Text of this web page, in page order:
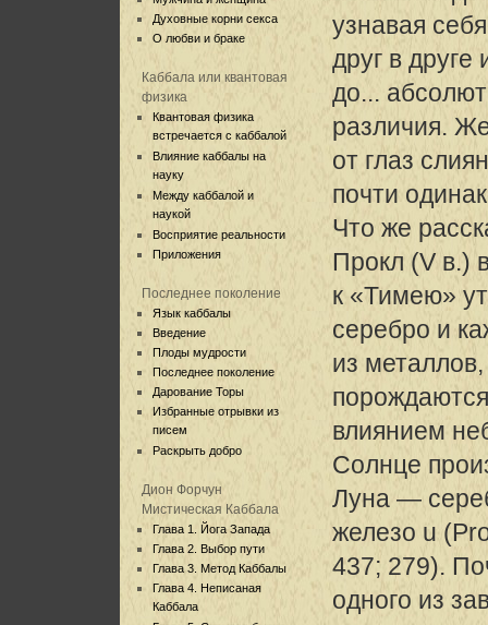
Духовные корни секса
О любви и браке
Каббала или квантовая
физика
Квантовая физика
встречается с каббалой
Влияние каббалы на
науку
Между каббалой и
наукой
Восприятие реальности
Приложения
Последнее поколение
Язык каббалы
Введение
Плоды мудрости
Последнее поколение
Дарование Торы
Избранные отрывки из
писем
Раскрыть добро
Дион Форчун
Мистическая Каббала
Глава 1. Йога Запада
Глава 2. Выбор пути
Глава 3. Метод Каббалы
Глава 4. Неписаная
Каббала
узнавая себя
друг в
до...
различия.
от глаз
почти
Что же
Прокл (V в.)
к «Тимею»
серебро и
из
влиянием
Солнце
Луна —
железо u
437; 279).
одного из